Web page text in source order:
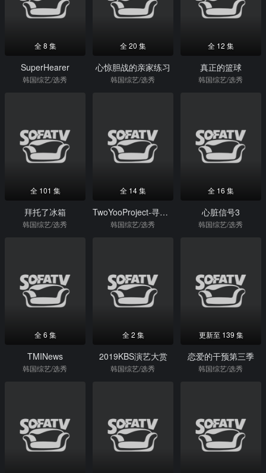
全 8 集
SuperHearer
韩国综艺/选秀
全 20 集
心惊胆战的亲家练习
韩国综艺/选秀
全 12 集
真正的篮球
韩国综艺/选秀
全 101 集
拜托了冰箱
韩国综艺/选秀
全 14 集
TwoYooProject-寻找SugarMan第3季
韩国综艺/选秀
全 16 集
心脏信号3
韩国综艺/选秀
全 6 集
TMINews
韩国综艺/选秀
全 2 集
2019KBS演艺大赏
韩国综艺/选秀
更新至 139 集
恋爱的干预第三季
韩国综艺/选秀